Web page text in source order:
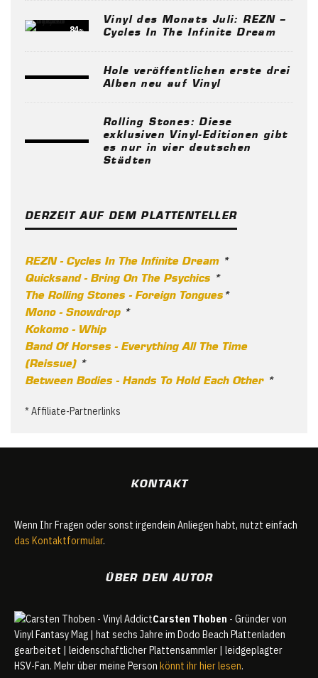
84%
Vinyl des Monats Juli: REZN –
Cycles In The Infinite Dream
Hole veröffentlichen erste drei
Alben neu auf Vinyl
Rolling Stones: Diese
exklusiven Vinyl-Editionen gibt
es nur in vier deutschen
Städten
DERZEIT AUF DEM PLATTENTELLER
REZN - Cycles In The Infinite Dream*
Quicksand - Bring On The Psychics*
The Rolling Stones - Foreign Tongues*
Mono - Snowdrop*
Kokomo - Whip
Band Of Horses - Everything All The Time
(Reissue)*
Between Bodies - Hands To Hold Each Other*
* Affiliate-Partnerlinks
KONTAKT
Wenn Ihr Fragen oder sonst irgendein Anliegen habt, nutzt einfach
das Kontaktformular.
ÜBER DEN AUTOR
Carsten Thoben - Gründer von
Vinyl Fantasy Mag | hat sechs Jahre im Dodo Beach Plattenladen
gearbeitet | leidenschaftlicher Plattensammler | leidgeplagter
HSV-Fan. Mehr über meine Person könnt ihr hier lesen.